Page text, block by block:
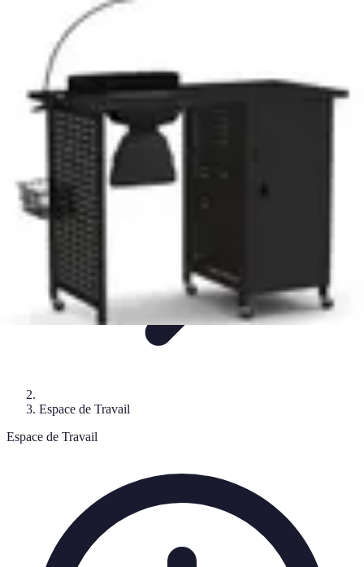
wereldvanverlichting.nl
Conseils d'Éclairage
wereldvanverlichting.nl
Espace de Travail
Espace de Travail